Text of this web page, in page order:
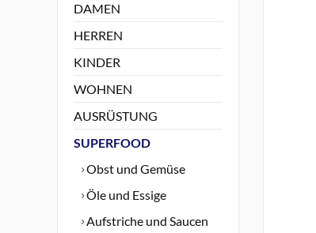
DAMEN
HERREN
KINDER
WOHNEN
AUSRÜSTUNG
SUPERFOOD
Obst und Gemüse
Öle und Essige
Aufstriche und Saucen